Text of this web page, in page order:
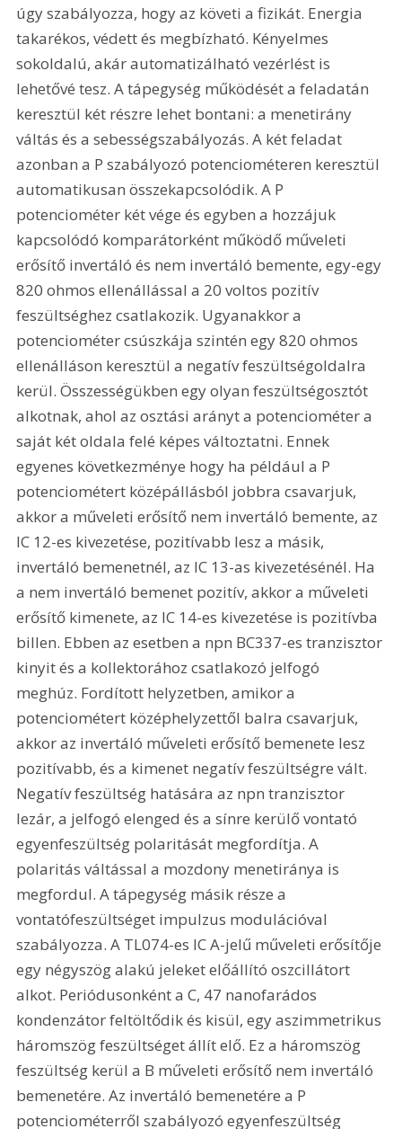
úgy szabályozza, hogy az követi a fizikát. Energia
takarékos, védett és megbízható. Kényelmes
sokoldalú, akár automatizálható vezérlést is
lehetővé tesz. A tápegység működését a feladatán
keresztül két részre lehet bontani: a menetirány
váltás és a sebességszabályozás. A két feladat
azonban a P szabályozó potenciométeren keresztül
automatikusan összekapcsolódik. A P
potenciométer két vége és egyben a hozzájuk
kapcsolódó komparátorként működő műveleti
erősítő invertáló és nem invertáló bemente, egy-egy
820 ohmos ellenállással a 20 voltos pozitív
feszültséghez csatlakozik. Ugyanakkor a
potenciométer csúszkája szintén egy 820 ohmos
ellenálláson keresztül a negatív feszültségoldalra
kerül. Összességükben egy olyan feszültségosztót
alkotnak, ahol az osztási arányt a potenciométer a
saját két oldala felé képes változtatni. Ennek
egyenes következménye hogy ha például a P
potenciométert középállásból jobbra csavarjuk,
akkor a műveleti erősítő nem invertáló bemente, az
IC 12-es kivezetése, pozitívabb lesz a másik,
invertáló bemenetnél, az IC 13-as kivezetésénél. Ha
a nem invertáló bemenet pozitív, akkor a műveleti
erősítő kimenete, az IC 14-es kivezetése is pozitívba
billen. Ebben az esetben a npn BC337-es tranzisztor
kinyit és a kollektorához csatlakozó jelfogó
meghúz. Fordított helyzetben, amikor a
potenciométert középhelyzettől balra csavarjuk,
akkor az invertáló műveleti erősítő bemenete lesz
pozitívabb, és a kimenet negatív feszültségre vált.
Negatív feszültség hatására az npn tranzisztor
lezár, a jelfogó elenged és a sínre kerülő vontató
egyenfeszültség polaritását megfordítja. A
polaritás váltással a mozdony menetiránya is
megfordul. A tápegység másik része a
vontatófeszültséget impulzus modulációval
szabályozza. A TL074-es IC A-jelű műveleti erősítője
egy négyszög alakú jeleket előállító oszcillátort
alkot. Periódusonként a C, 47 nanofarádos
kondenzátor feltöltődik és kisül, egy aszimmetrikus
háromszög feszültséget állít elő. Ez a háromszög
feszültség kerül a B műveleti erősítő nem invertáló
bemenetére. Az invertáló bemenetére a P
potenciométerről szabályozó egyenfeszültség